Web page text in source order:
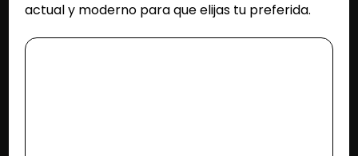
actual y moderno para que elijas tu preferida.